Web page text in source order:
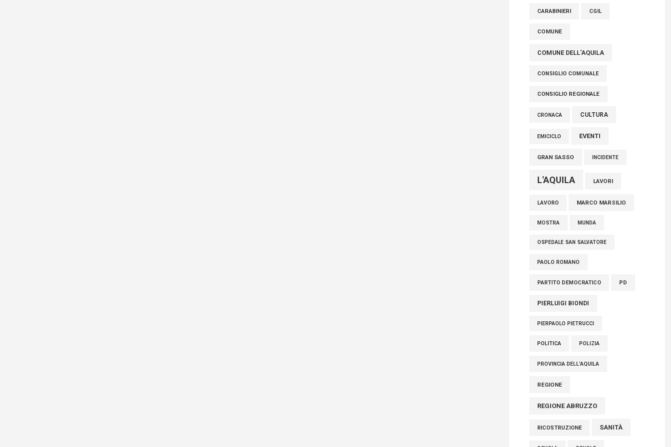
tra cui molti abruzzesi"
06 Agosto 2026
CARABINIERI CGIL
COMUNE
COMUNE DELL'AQUILA
CONSIGLIO COMUNALE
CONSIGLIO REGIONALE
CRONACA CULTURA
EMICICLO EVENTI
GRAN SASSO INCIDENTE
L'AQUILA LAVORI
LAVORO MARCO MARSILIO
MOSTRA MUNDA
OSPEDALE SAN SALVATORE
PAOLO ROMANO
PARTITO DEMOCRATICO PD
PIERLUIGI BIONDI
PIERPAOLO PIETRUCCI
POLITICA POLIZIA
PROVINCIA DELL'AQUILA
REGIONE
REGIONE ABRUZZO
RICOSTRUZIONE SANITÀ